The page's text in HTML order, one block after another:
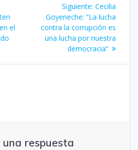
el
Siguiente: Siguiente
entrada:
Cecilia
Goyeneche: “La lucha
contra la corrupción es
una lucha por nuestra
democracia”
una respuesta